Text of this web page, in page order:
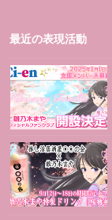
最近の表現活動